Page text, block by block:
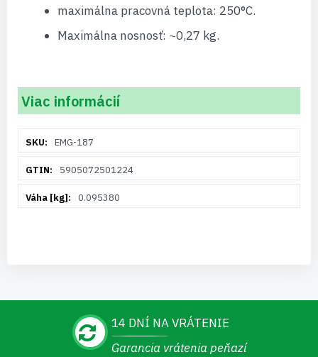
maximálna pracovná teplota: 250°C.
Maximálna nosnosť: ~0,27 kg.
Viac informácií
informáciíEMG-187
5905072501224
0.095380
14 DNÍ NA VRÁTENIE
Garancia vrátenia peňazí